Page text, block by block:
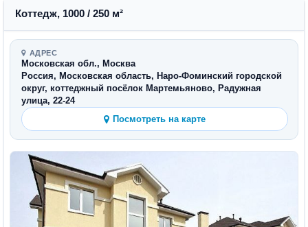
Коттедж, 1000 / 250 м²
АДРЕС
Московская обл., Москва
Россия, Московская область, Наро-Фоминский городской
округ, коттеджный посёлок Мартемьяново, Радужная
улица, 22-24
Посмотреть на карте